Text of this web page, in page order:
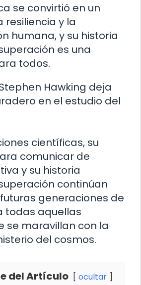
se convirtió en un
resiliencia y la
humana, y su historia
es una
todos.
Hawking deja
en el estudio del
científicas, su
comunicar de
y su historia
continúan
generaciones de
todas aquellas
se maravillan con la
del cosmos.
del Artículo ocultar